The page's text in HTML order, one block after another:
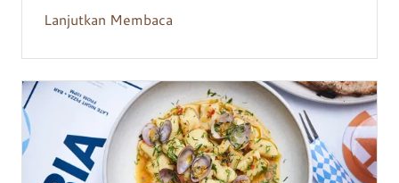
Lanjutkan Membaca